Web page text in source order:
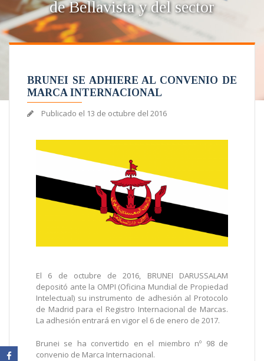
de Bellavista y del sector
BRUNEI SE ADHIERE AL CONVENIO DE
MARCA INTERNACIONAL
Publicado el 13 de octubre del 2016
El 6 de octubre de 2016, BRUNEI DARUSSALAM
depositó ante la OMPI (Oficina Mundial de Propiedad
Intelectual) su instrumento de adhesión al Protocolo
de Madrid para el Registro Internacional de Marcas.
La adhesión entrará en vigor el 6 de enero de 2017.
Brunei se ha convertido en el miembro nº 98 de
convenio de Marca Internacional.